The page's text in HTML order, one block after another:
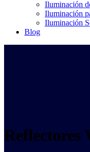
Iluminación
Iluminación
Iluminación
Blog
Reflectores